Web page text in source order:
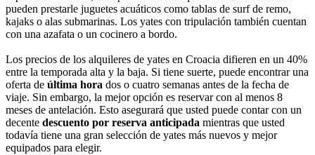
pueden prestarle juguetes acuáticos como tablas de surf de remo,
kajaks o alas submarinas. Los yates con tripulación también cuentan
con una azafata o un cocinero a bordo.
Los precios de los alquileres de yates en Croacia difieren en un 40%
entre la temporada alta y la baja. Si tiene suerte, puede encontrar una
oferta de última hora dos o cuatro semanas antes de la fecha de
viaje. Sin embargo, la mejor opción es reservar con al menos 8
meses de antelación. Esto asegurará que usted puede contar con un
decente descuento por reserva anticipada mientras que usted
todavía tiene una gran selección de yates más nuevos y mejor
equipados para elegir.